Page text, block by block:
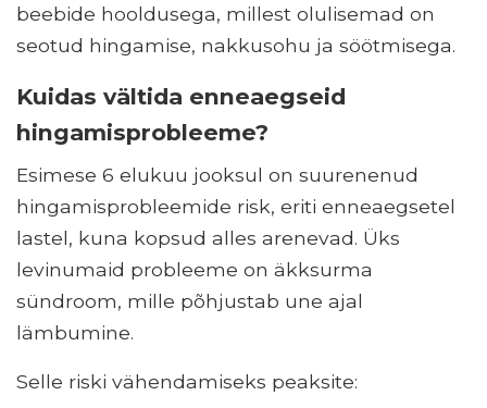
beebide hooldusega, millest olulisemad on
seotud hingamise, nakkusohu ja söötmisega.
Kuidas vältida enneaegseid
hingamisprobleeme?
Esimese 6 elukuu jooksul on suurenenud
hingamisprobleemide risk, eriti enneaegsetel
lastel, kuna kopsud alles arenevad. Üks
levinumaid probleeme on äkksurma
sündroom, mille põhjustab une ajal
lämbumine.
Selle riski vähendamiseks peaksite: